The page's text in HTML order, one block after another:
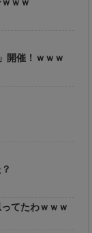
開催！ｗｗｗ
てたわｗｗｗ